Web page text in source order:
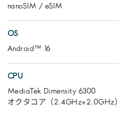
nanoSIM / eSIM
OS
Android™ 16
CPU
MediaTek Dimensity 6300
オクタコア（2.4GHz+2.0GHz）